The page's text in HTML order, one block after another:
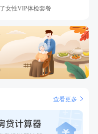
女性VIP体检套餐
阿胶糕传统口味400g
电热水壶HJ1522
春体检卡（女）
尿病强化体检套餐
脑血管系统套餐
查看更多